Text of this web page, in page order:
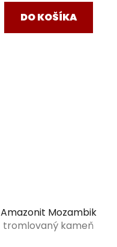
DO KOŠÍKA
Amazonit Mozambik
tromlovaný kameň